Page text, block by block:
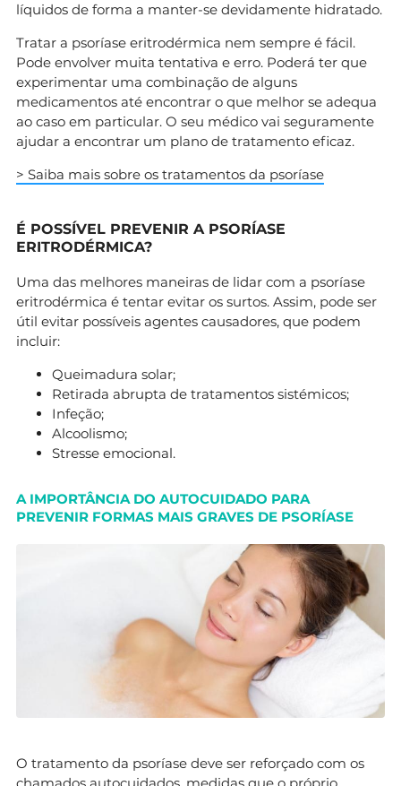
líquidos de forma a manter-se devidamente hidratado.
Tratar a psoríase eritrodérmica nem sempre é fácil.
Pode envolver muita tentativa e erro. Poderá ter que
experimentar uma combinação de alguns
medicamentos até encontrar o que melhor se adequa
ao caso em particular. O seu médico vai seguramente
ajudar a encontrar um plano de tratamento eficaz.
> Saiba mais sobre os tratamentos da psoríase
É POSSÍVEL PREVENIR A PSORÍASE
ERITRODÉRMICA?
Uma das melhores maneiras de lidar com a psoríase
eritrodérmica é tentar evitar os surtos. Assim, pode ser
útil evitar possíveis agentes causadores, que podem
incluir:
Queimadura solar;
Retirada abrupta de tratamentos sistémicos;
Infeção;
Alcoolismo;
Stresse emocional.
A IMPORTÂNCIA DO AUTOCUIDADO PARA
PREVENIR FORMAS MAIS GRAVES DE PSORÍASE
O tratamento da psoríase deve ser reforçado com os